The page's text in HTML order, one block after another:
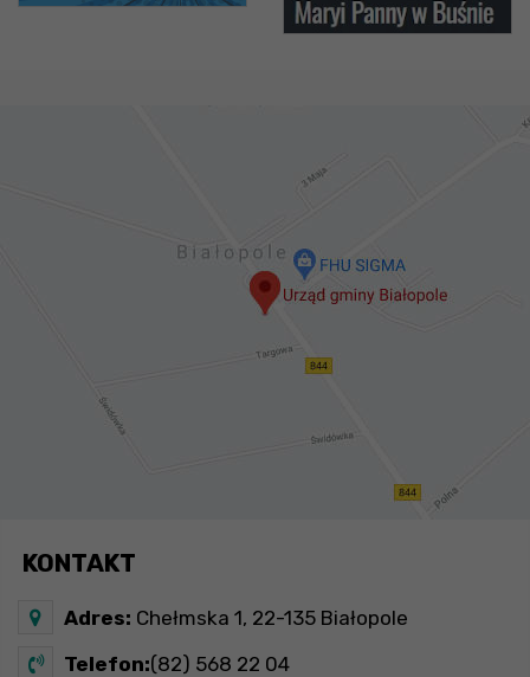
KONTAKT
Adres: Chełmska 1, 22-135 Białopole
Telefon:(82) 568 22 04